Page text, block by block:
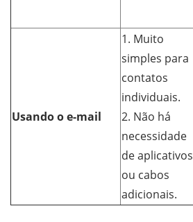
Usando o e-mail
1. Muito
simples para
contatos
individuais.
2. Não há
necessidade
de aplicativos
ou cabos
adicionais.